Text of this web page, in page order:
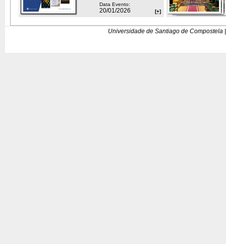
Data Evento:
20/01/2026 [+]
Universidade de Santiago de